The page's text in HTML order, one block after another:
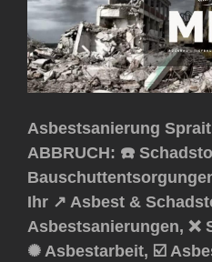
Asbestsanierung
ABBRUCH: ☎️
Ihr ↗️ Asbest &
Asbestsanierungen, ❌
✺ Asbestarbeit, ☑️